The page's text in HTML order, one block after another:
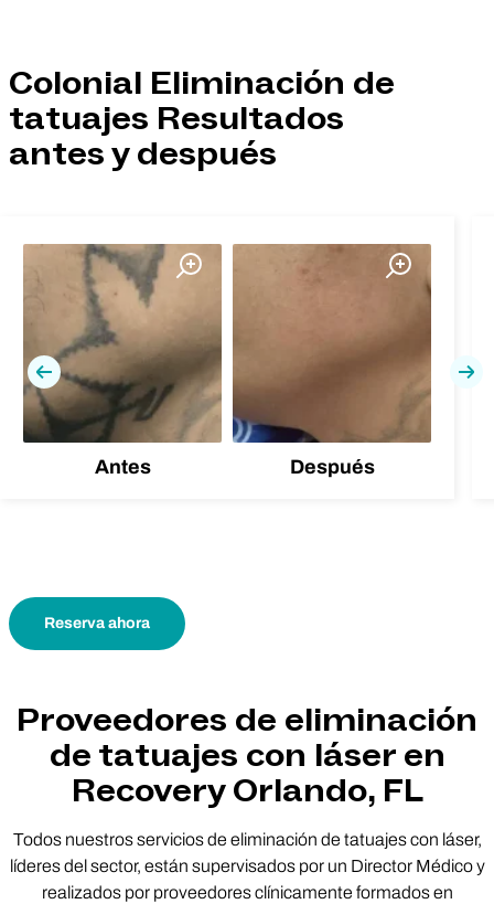
Colonial Eliminación de
tatuajes Resultados
antes y después
Antes Después
Previa
Reserva ahora
Proveedores de eliminación
de tatuajes con láser en
Recovery Orlando, FL
Todos nuestros servicios de eliminación de tatuajes con láser,
líderes del sector, están supervisados por un Director Médico y
realizados por proveedores clínicamente formados en